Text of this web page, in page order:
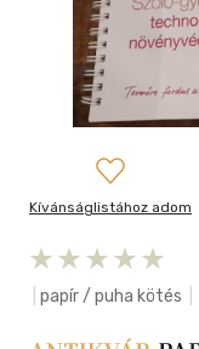
Kívánságlistához adom
papír / puha kötés